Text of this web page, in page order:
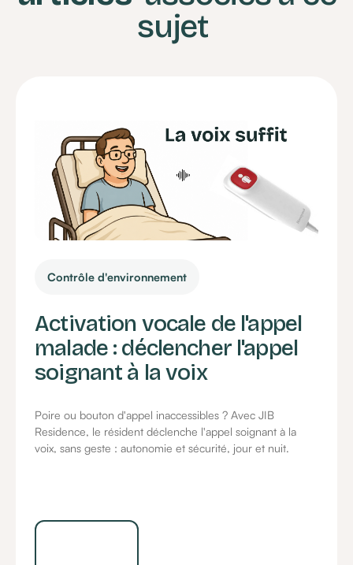
sujet
Contrôle d'environnement
Activation vocale de l'appel
malade : déclencher l'appel
soignant à la voix
Poire ou bouton d'appel inaccessibles ? Avec JIB
Residence, le résident déclenche l'appel soignant à la
voix, sans geste : autonomie et sécurité, jour et nuit.